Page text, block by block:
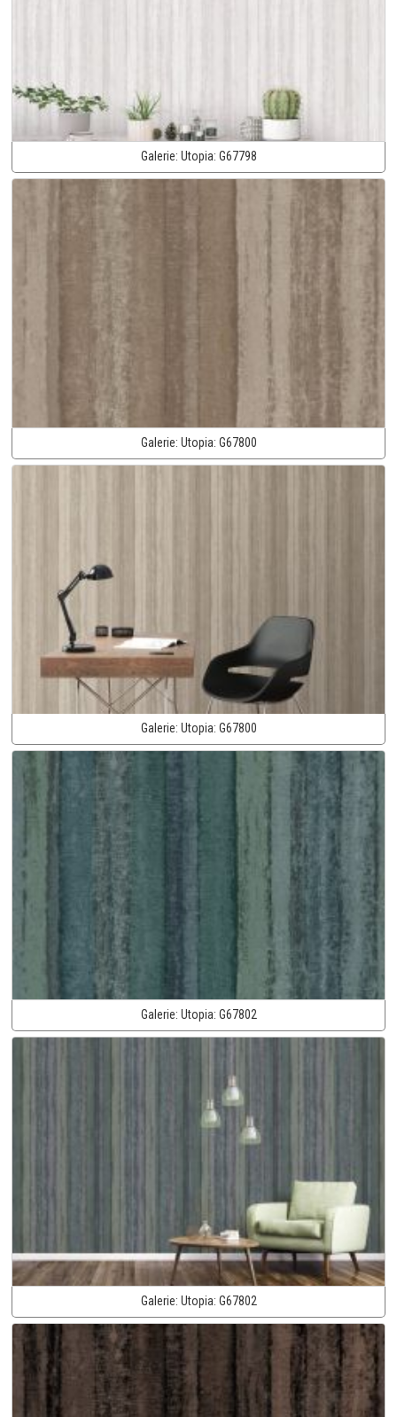
Galerie: Utopia: G67798
Galerie: Utopia: G67800
Galerie: Utopia: G67800
Galerie: Utopia: G67802
Galerie: Utopia: G67802